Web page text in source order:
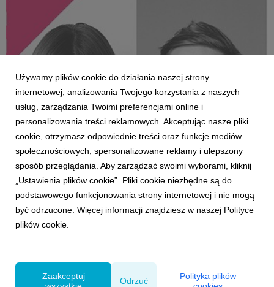
LUDZIE
Awanse w dziale kreacji VMLY&R
1 lutego 2022
Natalia Borawska, Alek Frydrych, Adam Smereczyński
oraz Robert Antolak - dotychczas na stanowiskach
associate creative director - od stycznia 2022 roku
Używamy plików cookie do działania naszej strony
internetowej, analizowania Twojego korzystania z naszych
usług, zarządzania Twoimi preferencjami online i
personalizowania treści reklamowych. Akceptując nasze pliki
cookie, otrzymasz odpowiednie treści oraz funkcje mediów
społecznościowych, spersonalizowane reklamy i ulepszony
sposób przeglądania. Aby zarządzać swoimi wyborami, kliknij
„Ustawienia plików cookie”. Pliki cookie niezbędne są do
podstawowego funkcjonowania strony internetowej i nie mogą
być odrzucone. Więcej informacji znajdziesz w naszej Polityce
plików cookie.
Zaakceptuj
Odrzuć
Polityka plików